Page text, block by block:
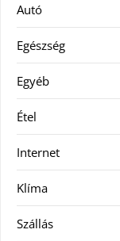
Autó
Egészség
Egyéb
Étel
Internet
Klíma
Szállás